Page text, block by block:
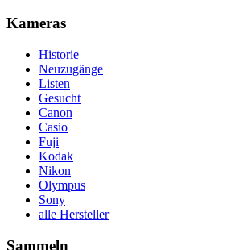
Kameras
Historie
Neuzugänge
Listen
Gesucht
Canon
Casio
Fuji
Kodak
Nikon
Olympus
Sony
alle Hersteller
Sammeln